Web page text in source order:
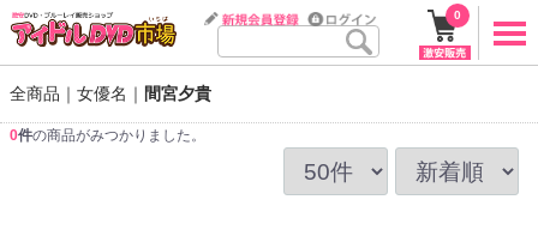
0
全商品 女優名 間宮夕貴
0件の商品がみつかりました。